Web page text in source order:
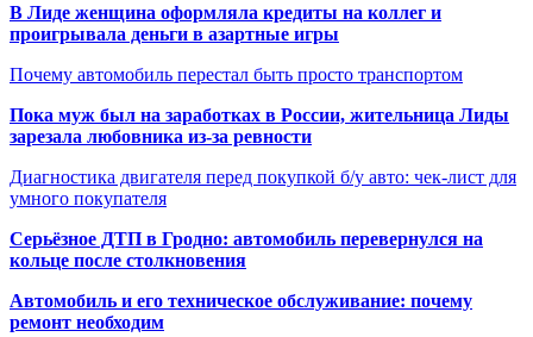
В Лиде женщина оформляла кредиты на коллег и
проигрывала деньги в азартные игры
Почему автомобиль перестал быть просто транспортом
Пока муж был на заработках в России, жительница Лиды
зарезала любовника из-за ревности
Диагностика двигателя перед покупкой б/у авто: чек-лист для
умного покупателя
Серьёзное ДТП в Гродно: автомобиль перевернулся на
кольце после столкновения
Автомобиль и его техническое обслуживание: почему
ремонт необходим